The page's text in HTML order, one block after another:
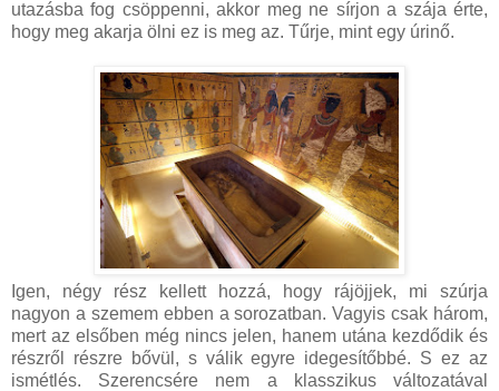
utazásba fog csöppenni, akkor meg ne sírjon a szája érte,
hogy meg akarja ölni ez is meg az. Tűrje, mint egy úrinő.
Igen, négy rész kellett hozzá, hogy rájöjjek, mi szúrja
nagyon a szemem ebben a sorozatban. Vagyis csak három,
mert az elsőben még nincs jelen, hanem utána kezdődik és
részről részre bővül, s válik egyre idegesítőbbé. S ez az
ismétlés. Szerencsére nem a klasszikus változatával